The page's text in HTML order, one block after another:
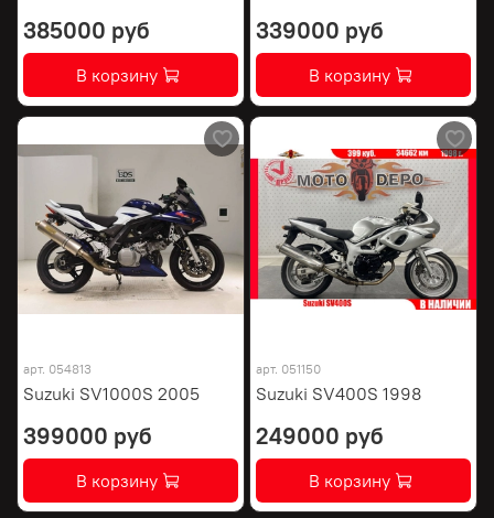
385000 руб
В корзину
339000 руб
В корзину
арт. 054813
Suzuki SV1000S 2005
399000 руб
В корзину
арт. 051150
Suzuki SV400S 1998
249000 руб
В корзину